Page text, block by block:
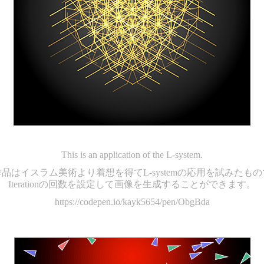
This is an application of the L-system.
はイスラム美術より着想を得てL-systemの応用を試みたも
Iterationの回数を設定して画像を生成することができます。
https://codepen.io/kayk5654/pen/ObgBda